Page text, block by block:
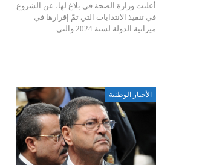
أعلنت وزارة الصحة في بلاغ لها، عن الشروع
في تنفيذ الانتدابات التي تمّ إقرارها في
ميزانية الدولة لسنة 2024 والتي…
الأخبار الوطنية